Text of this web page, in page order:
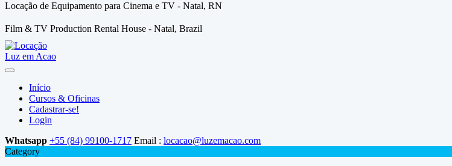
Locação de Equipamento para Cinema e TV - Natal, RN
Film & TV Production Rental House - Natal, Brazil
Início
Cursos & Oficinas
Cadastrar-se!
Login
Whatsapp +55 (84) 99100-1717 Email : locacao@luzemacao.com
Category